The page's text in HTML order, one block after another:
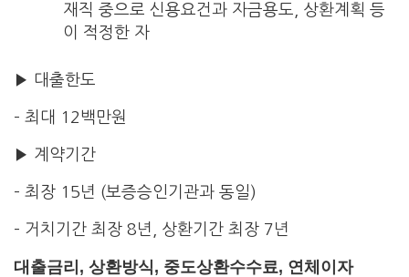
재직 중으로 신용요건과 자금용도, 상환계획 등
이 적정한 자
▶ 대출한도
– 최대 12백만원
▶ 계약기간
– 최장 15년 (보증승인기관과 동일)
– 거치기간 최장 8년, 상환기간 최장 7년
대출금리, 상환방식, 중도상환수수료, 연체이자